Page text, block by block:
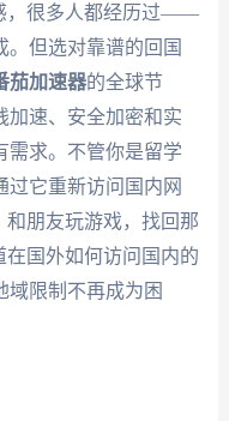
，很多人都经历过——
。但选对靠谱的回国
茄加速器的全球节
加速、安全加密和实
需求。不管你是留学
过它重新访问国内网
和朋友玩游戏，找回那
在国外如何访问国内的
域限制不再成为困